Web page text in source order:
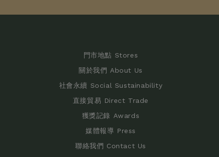
門市地點 Stores
關於我們 About Us
社會永續 Social Sustainability
直接貿易 Direct Trade
獲獎記錄 Awards
媒體報導 Press
聯絡我們 Contact Us